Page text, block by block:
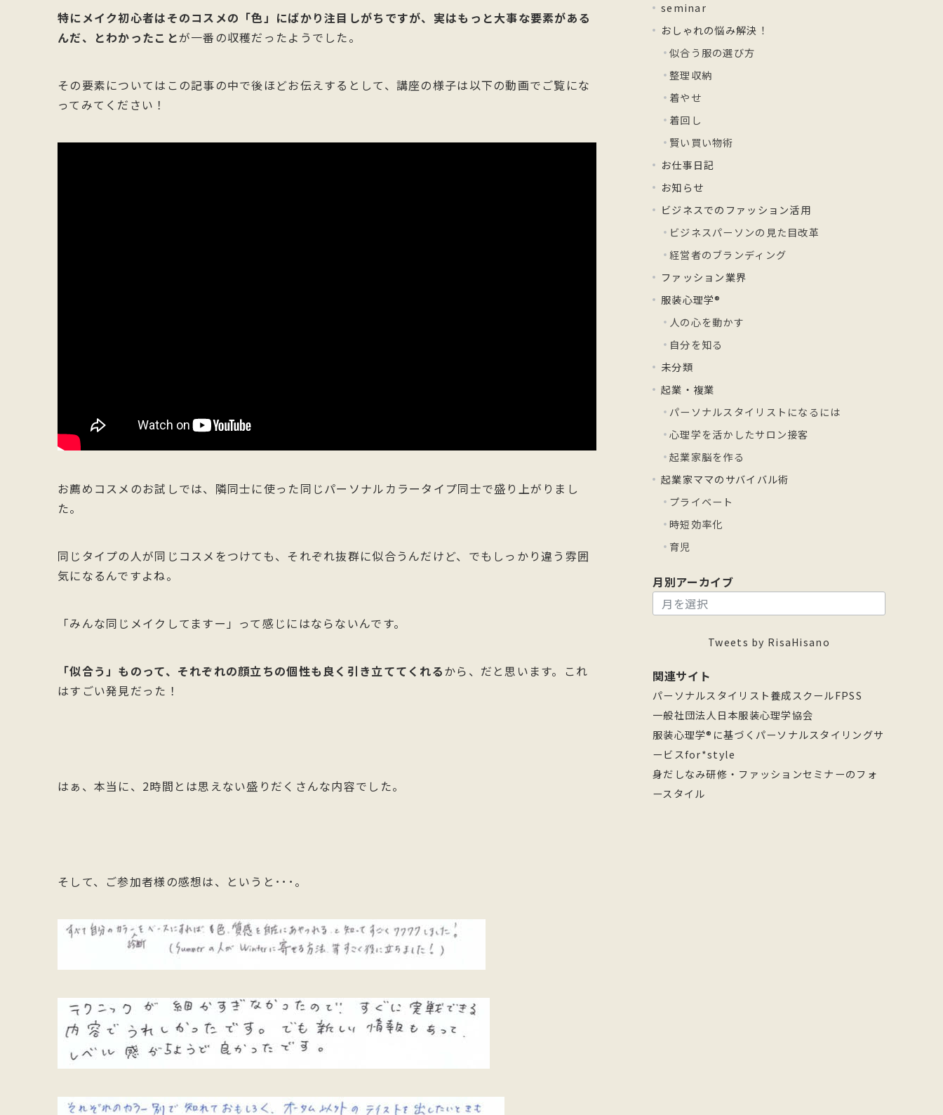
特にメイク初心者はそのコスメの「色」にばかり注目しがちですが、実はもっと大事な要素がある
んだ、とわかったことが一番の収穫だったようでした。
その要素についてはこの記事の中で後ほどお伝えするとして、講座の様子は以下の動画でご覧にな
ってみてください！
お薦めコスメのお試しでは、隣同士に使った同じパーソナルカラータイプ同士で盛り上がりまし
た。
同じタイプの人が同じコスメをつけても、それぞれ抜群に似合うんだけど、でもしっかり違う雰囲
気になるんですよね。
「みんな同じメイクしてますー」って感じにはならないんです。
「似合う」ものって、それぞれの顔立ちの個性も良く引き立ててくれるから、だと思います。これ
はすごい発見だった！
はぁ、本当に、2時間とは思えない盛りだくさんな内容でした。
そして、ご参加者様の感想は、というと･･･。
seminar
おしゃれの悩み解決！
似合う服の選び方
整理収納
着やせ
着回し
賢い買い物術
お仕事日記
お知らせ
ビジネスでのファッション活用
ビジネスパーソンの見た目改革
経営者のブランディング
ファッション業界
服装心理学®
人の心を動かす
自分を知る
未分類
起業・複業
パーソナルスタイリストになるには
心理学を活かしたサロン接客
起業家脳を作る
起業家ママのサバイバル術
プライベート
時短効率化
育児
月別アーカイブ
カ
イ
ブ
Tweets by RisaHisano
関連サイト
パーソナルスタイリスト養成スクールFPSS
一般社団法人日本服装心理学協会
服装心理学®に基づくパーソナルスタイリングサ
ービスfor*style
身だしなみ研修・ファッションセミナーのフォ
ースタイル